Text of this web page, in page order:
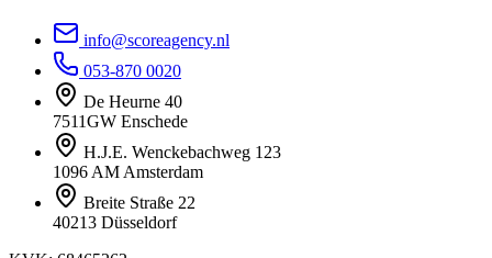
info@scoreagency.nl
053-870 0020
De Heurne 40
7511GW Enschede
H.J.E. Wenckebachweg 123
1096 AM Amsterdam
Breite Straße 22
40213 Düsseldorf